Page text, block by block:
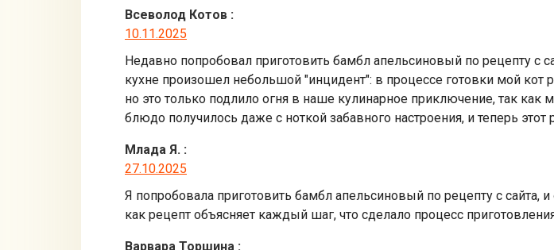
Всеволод Котов :
10.11.2025
Недавно попробовал приготовить бамбл апельсиновый по рецепту с
кухне произошел небольшой "инцидент": в процессе готовки мой кот
но это только подлило огня в наше кулинарное приключение, так
блюдо получилось даже с ноткой забавного настроения, и теперь
Млада Я. :
27.10.2025
Я попробовала приготовить бамбл апельсиновый по рецепту с сайта,
как рецепт объясняет каждый шаг, что сделало процесс
Варвара Торшина :